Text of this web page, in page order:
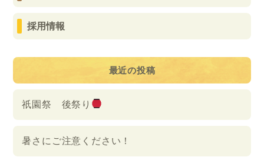
採用情報
最近の投稿
祇園祭 後祭り
暑さにご注意ください！